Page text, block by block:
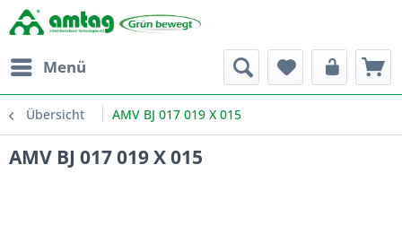
Menü
Übersicht AMV BJ 017 019 X 015
AMV BJ 017 019 X 015